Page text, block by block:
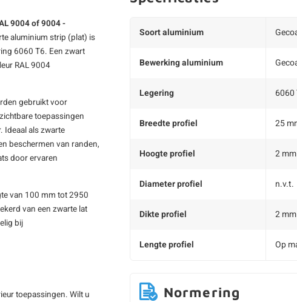
9004 of 9004 -
aluminium strip (plat) is
6060 T6. Een zwart
RAL 9004
gebruikt voor
toepassingen
Ideaal als zwarte
beschermen van randen,
door ervaren
van 100 mm tot 2950
van een zwarte lat
bij
toepassingen. Wilt u
Soort aluminium
Bewerking aluminium
Legering 6060
Breedte profiel 25
Hoogte profiel 2 mm
Diameter profiel n.v.t.
Dikte profiel 2 mm
Lengte profiel Op
Normering